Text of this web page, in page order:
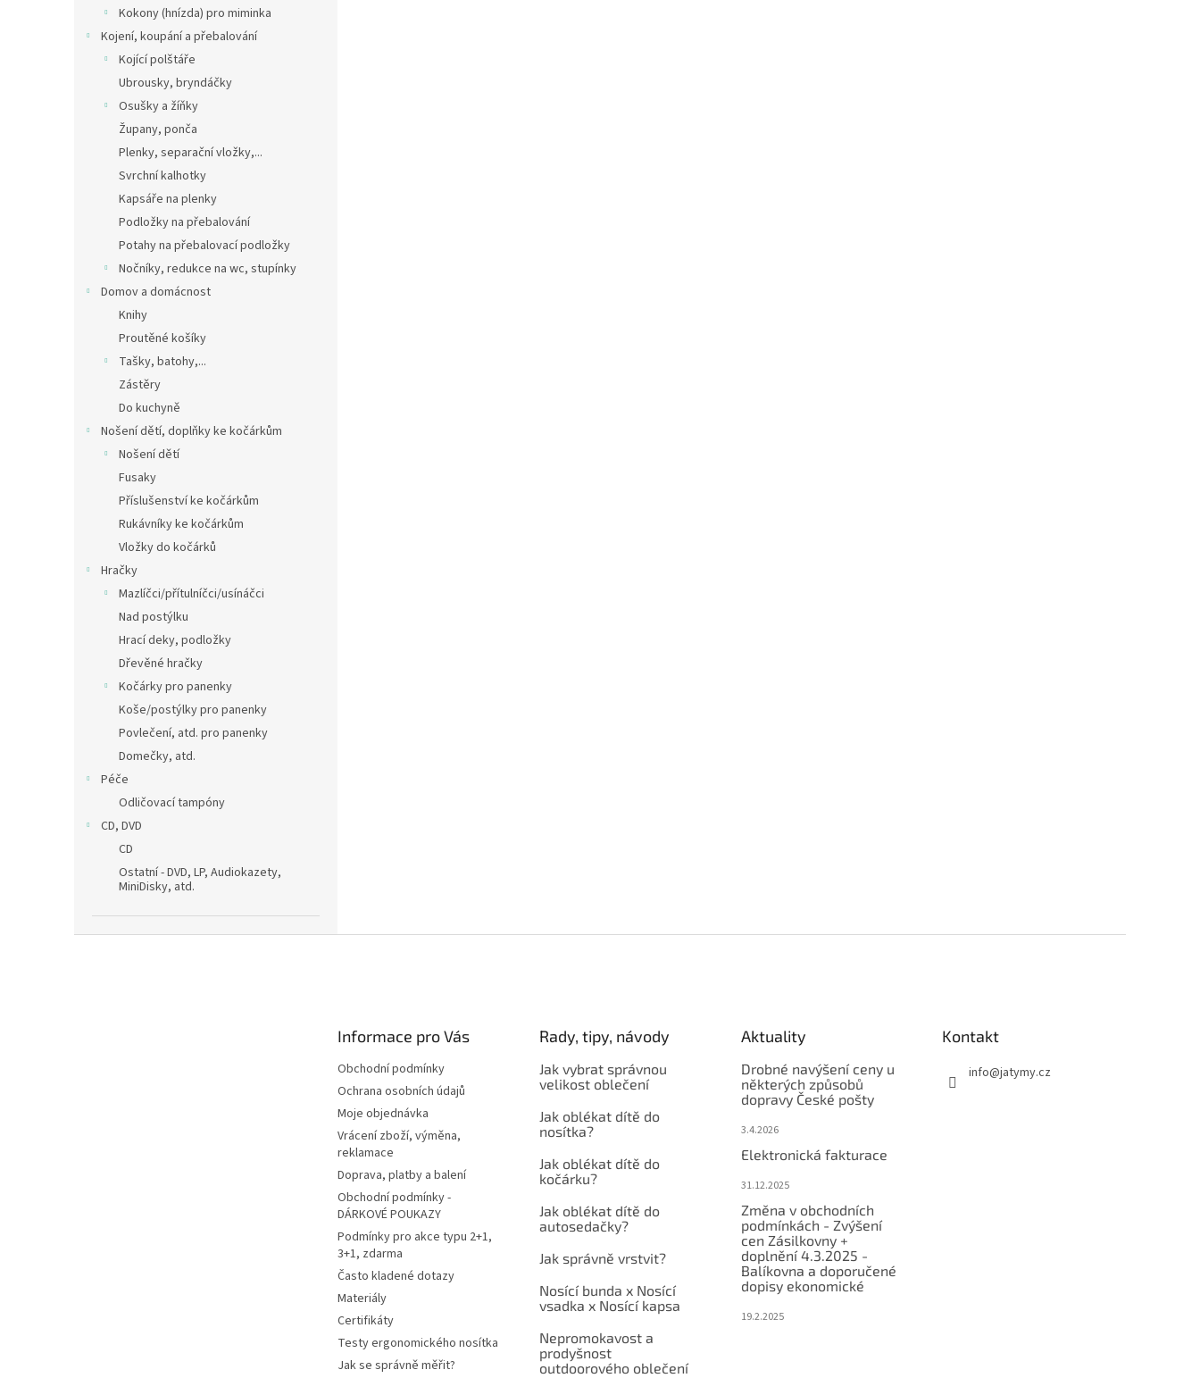
Kokony (hnízda) pro miminka
Kojení, koupání a přebalování
Kojící polštáře
Ubrousky, bryndáčky
Osušky a žíňky
Župany, ponča
Plenky, separační vložky,...
Svrchní kalhotky
Kapsáře na plenky
Podložky na přebalování
Potahy na přebalovací podložky
Nočníky, redukce na wc, stupínky
Domov a domácnost
Knihy
Proutěné košíky
Tašky, batohy,...
Zástěry
Do kuchyně
Nošení dětí, doplňky ke kočárkům
Nošení dětí
Fusaky
Příslušenství ke kočárkům
Rukávníky ke kočárkům
Vložky do kočárků
Hračky
Mazlíčci/přítulníčci/usínáčci
Nad postýlku
Hrací deky, podložky
Dřevěné hračky
Kočárky pro panenky
Koše/postýlky pro panenky
Povlečení, atd. pro panenky
Domečky, atd.
Péče
Odličovací tampóny
CD, DVD
CD
Ostatní - DVD, LP, Audiokazety,
MiniDisky, atd.
Informace pro Vás
Obchodní podmínky
Ochrana osobních údajů
Moje objednávka
Vrácení zboží, výměna,
reklamace
Doprava, platby a balení
Obchodní podmínky -
DÁRKOVÉ POUKAZY
Podmínky pro akce typu 2+1,
3+1, zdarma
Často kladené dotazy
Materiály
Certifikáty
Testy ergonomického nosítka
Jak se správně měřit?
Rady, tipy, návody
Jak vybrat správnou
velikost oblečení
Jak oblékat dítě do
nosítka?
Jak oblékat dítě do
kočárku?
Jak oblékat dítě do
autosedačky?
Jak správně vrstvit?
Nosící bunda x Nosící
vsadka x Nosící kapsa
Nepromokavost a
prodyšnost
outdoorového oblečení
Aktuality
Drobné navýšení ceny u
některých způsobů
dopravy České pošty
3.4.2026
Elektronická fakturace
31.12.2025
Změna v obchodních
podmínkách - Zvýšení
cen Zásilkovny +
doplnění 4.3.2025 -
Balíkovna a doporučené
dopisy ekonomické
19.2.2025
Kontakt
info@jatymy.cz